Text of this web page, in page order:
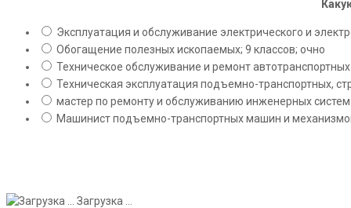
Эксплуатация и обслуживание электрического и
Обогащение полезных ископаемых; 9 классов; очно
Техническое обслуживание и ремонт
Техническая эксплуатация подъемно-транспортных,
мастер по ремонту и обслуживанию инженерных
Машинист подъемно-транспортных машин и
Загрузка ...